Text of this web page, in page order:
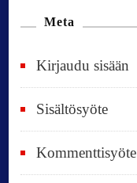
Meta
Kirjaudu sisään
Sisältösyöte
Kommenttisyöte